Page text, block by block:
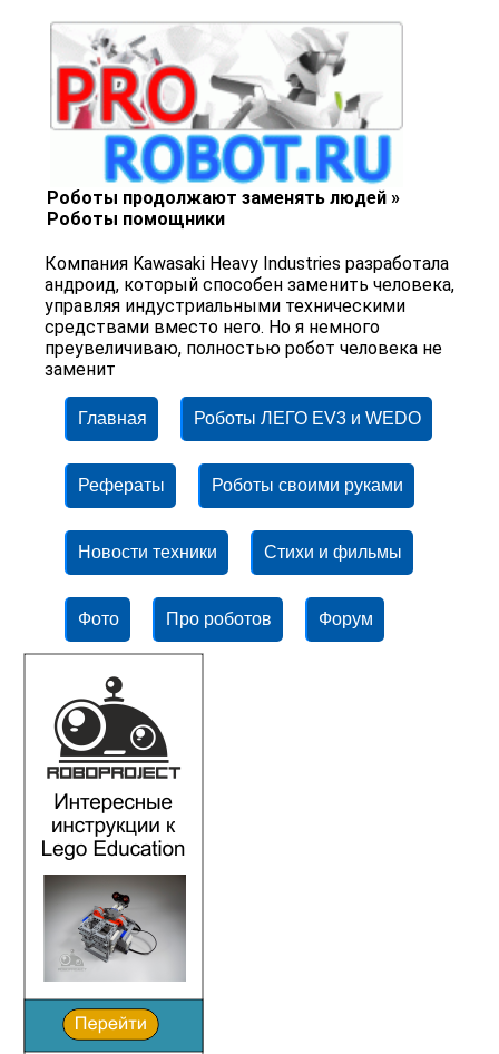
Роботы продолжают заменять людей »
Роботы помощники
Компания Kawasaki Heavy Industries разработала
андроид, который способен заменить человека,
управляя индустриальными техническими
средствами вместо него. Но я немного
преувеличиваю, полностью робот человека не
заменит
Главная Роботы ЛЕГО EV3 и WEDO
Рефераты Роботы своими руками
Новости техники Стихи и фильмы
Фото Про роботов Форум